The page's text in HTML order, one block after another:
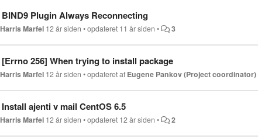
BIND9 Plugin Always Reconnecting
Harris Marfel 12 år siden •opdateret 11 år siden • 3
[Errno 256] When trying to install package
Harris Marfel 12 år siden •opdateret af Eugene Pankov (Project coordinator)
Install ajenti v mail CentOS 6.5
Harris Marfel 12 år siden •opdateret 12 år siden • 2